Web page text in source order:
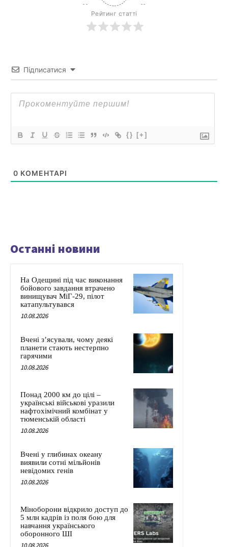
Рейтинг статті
Підписатися
{} [+]
0 КОМЕНТАРІ
Останні новини
На Одещині під час виконання
бойового завдання втрачено
винищувач МіГ-29, пілот
катапультувався
10.08.2026
Вчені з’ясували, чому деякі
планети стають нестерпно
гарячими
10.08.2026
Понад 2000 км до цілі –
українські військові уразили
нафтохімічний комбінат у
тюменській області
10.08.2026
Вчені у глибинах океану
виявили сотні мільйонів
невідомих генів
10.08.2026
Міноборони відкрило доступ до
5 млн кадрів із поля бою для
навчання українського
оборонного ШІ